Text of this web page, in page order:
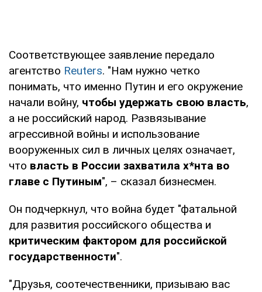
Соответствующее заявление передало
агентство Reuters. "Нам нужно четко
понимать, что именно Путин и его окружение
начали войну, чтобы удержать свою власть,
а не российский народ. Развязывание
агрессивной войны и использование
вооруженных сил в личных целях означает,
что власть в России захватила х*нта во
главе с Путиным", – сказал бизнесмен.
Он подчеркнул, что война будет "фатальной
для развития российского общества и
критическим фактором для российской
государственности".
"Друзья, соотечественники, призываю вас